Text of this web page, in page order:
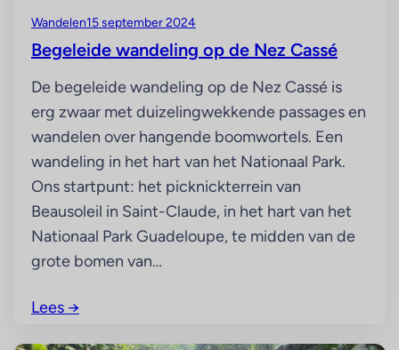
Wandelen15 september 2024
Begeleide wandeling op de Nez Cassé
De begeleide wandeling op de Nez Cassé is
erg zwaar met duizelingwekkende passages en
wandelen over hangende boomwortels. Een
wandeling in het hart van het Nationaal Park.
Ons startpunt: het picknickterrein van
Beausoleil in Saint-Claude, in het hart van het
Nationaal Park Guadeloupe, te midden van de
grote bomen van…
Lees →